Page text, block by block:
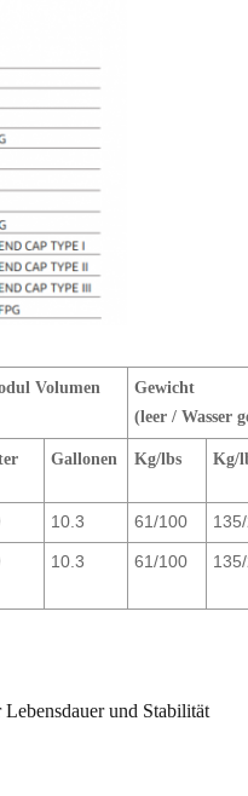
Volumen
Gewicht
(leer / Wasser
Gallonen Kg/lbs Kg/
10.3 61/100
10.3 61/100